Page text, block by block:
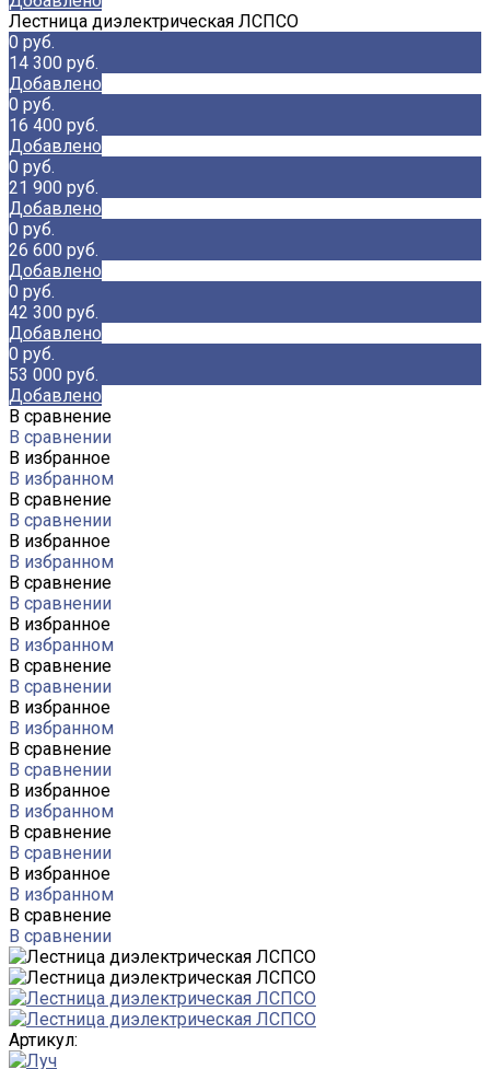
Лестница диэлектрическая ЛСПСО
0 руб.
14 300 руб.
Добавлено
0 руб.
16 400 руб.
Добавлено
0 руб.
21 900 руб.
Добавлено
0 руб.
26 600 руб.
Добавлено
0 руб.
42 300 руб.
Добавлено
0 руб.
53 000 руб.
Добавлено
В сравнение
В сравнении
В избранное
В избранном
В сравнение
В сравнении
В избранное
В избранном
В сравнение
В сравнении
В избранное
В избранном
В сравнение
В сравнении
В избранное
В избранном
В сравнение
В сравнении
В избранное
В избранном
В сравнение
В сравнении
В избранное
В избранном
В сравнение
В сравнении
Артикул: